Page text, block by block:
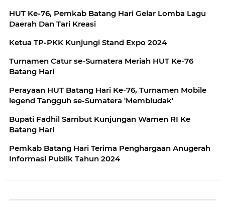
HUT Ke-76, Pemkab Batang Hari Gelar Lomba Lagu
Daerah Dan Tari Kreasi
Ketua TP-PKK Kunjungi Stand Expo 2024
Turnamen Catur se-Sumatera Meriah HUT Ke-76
Batang Hari
Perayaan HUT Batang Hari Ke-76, Turnamen Mobile
legend Tangguh se-Sumatera 'Membludak'
Bupati Fadhil Sambut Kunjungan Wamen RI Ke
Batang Hari
Pemkab Batang Hari Terima Penghargaan Anugerah
Informasi Publik Tahun 2024